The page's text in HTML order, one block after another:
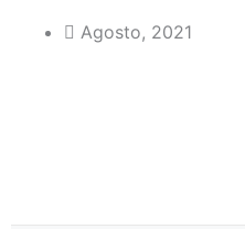
Agosto, 2021